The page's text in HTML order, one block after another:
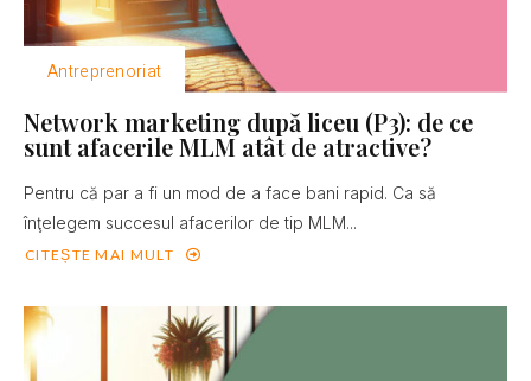
Antreprenoriat
Network marketing după liceu (P3): de ce
sunt afacerile MLM atât de atractive?
Pentru că par a fi un mod de a face bani rapid. Ca să
înţelegem succesul afacerilor de tip MLM...
CITEȘTE MAI MULT